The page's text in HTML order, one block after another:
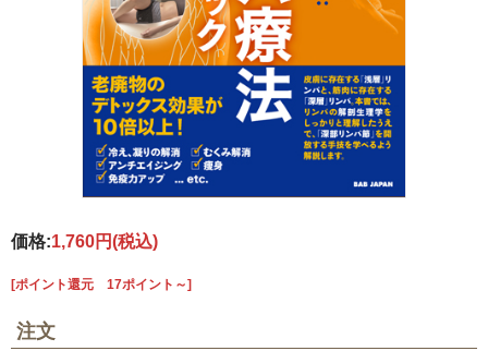
価格:1,760円(税込)
[ポイント還元 17ポイント～]
注文